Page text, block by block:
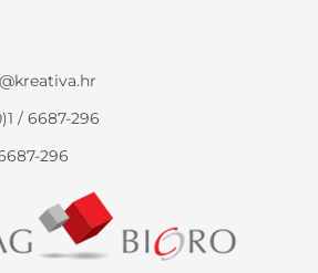
/ 6687-296
296